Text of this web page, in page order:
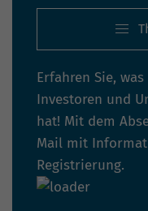
Erfahren Sie,
Investoren und
hat! Mit dem
Mail mit
Registrierung.